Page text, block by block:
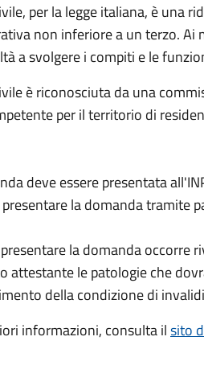
per la legge italiana, è una
non inferiore a un terzo. Ai
a svolgere i compiti e le
è riconosciuta da una
per il territorio di
deve essere presentata
la domanda tramite
la domanda occorre
attestante le patologie che
della condizione di
informazioni, consulta ilsito